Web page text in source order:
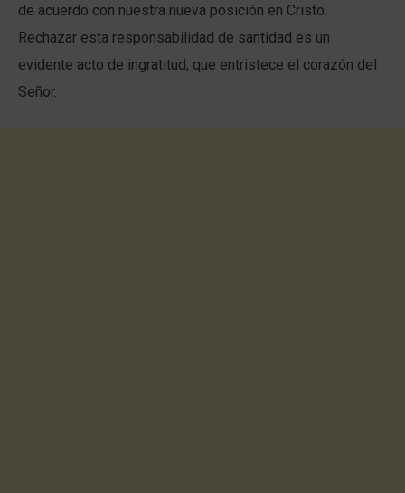
de acuerdo con nuestra nueva posición en Cristo.
Rechazar esta responsabilidad de santidad es un
evidente acto de ingratitud, que entristece el corazón del
Señor.